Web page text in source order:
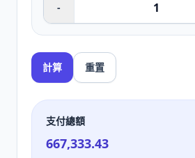
-
計算 重置
支付總額
667,333.43